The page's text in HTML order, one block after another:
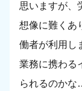
思いますが、
想像に難くあ
働者が利用し
業務に携わる
られるのかな